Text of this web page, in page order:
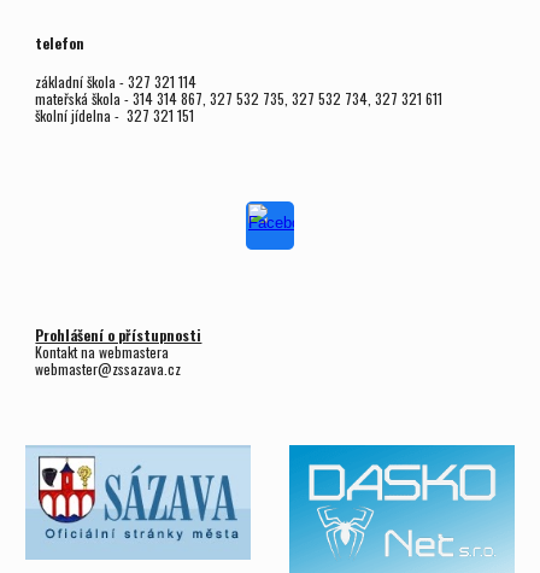
telefon
základní škola - 327 321 114
mateřská škola - 314 314 867, 327 532 735, 327 532 734, 327 321 611
školní jídelna - 327 321 151
Prohlášení o přístupnosti
Kontakt na webmastera
webmaster@zssazava.cz